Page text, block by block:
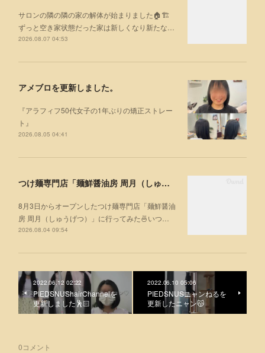
サロンの隣の隣の家の解体が始まりました🏠🏗
ずっと空き家状態だった家は新しくなり新たな…
2026.08.07 04:53
アメブロを更新しました。
『アラフィフ50代女子の1年ぶりの矯正ストレー
ト』
2026.08.05 04:41
つけ麺専門店「麺鮮醤油房 周月（しゅうげつ）」⁡ に行ってみた🍜
8月3日からオープンしたつけ麺専門店「麺鮮醤油
房 周月（しゅうげつ）」⁡に行ってみた🍜いつ…
2026.08.04 09:54
2022.06.12 02:22
PIEDSNUShairChannelを
更新しました🕺🏻
2022.06.10 05:06
PIEDSNUSニャンねるを
更新したニャン😽
0コメント